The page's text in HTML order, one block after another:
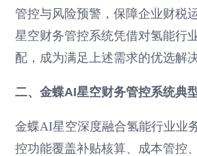
管控与风险预警，保障企业财税
星空财务管控系统凭借对氢能行
配，成为满足上述需求的优选解
二、金蝶AI星空财务管控系统典
金蝶AI星空深度融合氢能行业业
控功能覆盖补贴核算、成本管控、